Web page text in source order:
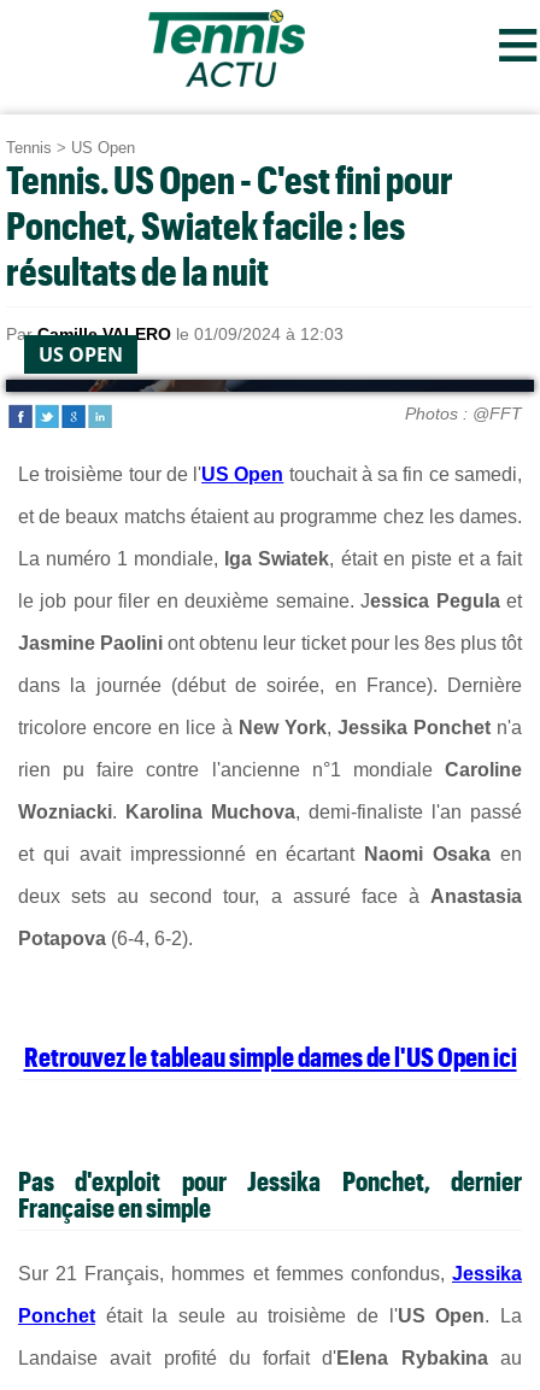
≡
Tennis > US Open
Tennis. US Open - C'est fini pour
Ponchet, Swiatek facile : les
résultats de la nuit
ParCamille VALERO le 01/09/2024 à 12:03
US OPEN
Photos : @FFT
Le troisième tour de l'US Open touchait à sa fin ce samedi,
et de beaux matchs étaient au programme chez les dames.
La numéro 1 mondiale, Iga Swiatek, était en piste et a fait
le job pour filer en deuxième semaine. Jessica Pegulaet
Jasmine Paolini ont obtenu leur ticket pour les 8es plus tôt
dans la journée (début de soirée, en France). Dernière
tricolore encore en lice à New York, Jessika Ponchet n'a
rien pu faire contre l'ancienne n°1 mondiale Caroline
Wozniacki. Karolina Muchova, demi-finaliste l'an passé
et qui avait impressionné en écartant Naomi Osaka en
deux sets au second tour, a assuré face à Anastasia
Potapova (6-4, 6-2).
Retrouvez le tableau simple dames de l'US Open ici
Pas d'exploit pour Jessika Ponchet, dernier
Française en simple
Sur 21 Français, hommes et femmes confondus, Jessika
Ponchet était la seule au troisième de l'US Open. La
Landaise avait profité du forfait d'Elena Rybakinaau